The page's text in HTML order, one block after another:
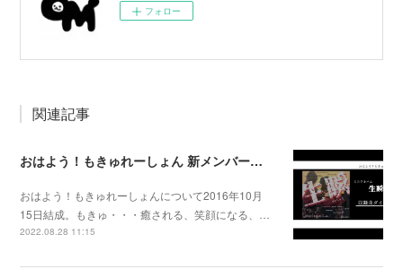
フォロー
関連記事
おはよう！もきゅれーしょん 新メンバー募集！
おはよう！もきゅれーしょんについて2016年10月
15日結成。もきゅ・・・癒される、笑顔になる、…
2022.08.28 11:15